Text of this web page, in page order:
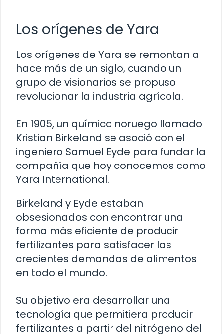
Los orígenes de Yara
Los orígenes de Yara se remontan a
hace más de un siglo, cuando un
grupo de visionarios se propuso
revolucionar la industria agrícola.
En 1905, un químico noruego llamado
Kristian Birkeland se asoció con el
ingeniero Samuel Eyde para fundar la
compañía que hoy conocemos como
Yara International.
Birkeland y Eyde estaban
obsesionados con encontrar una
forma más eficiente de producir
fertilizantes para satisfacer las
crecientes demandas de alimentos
en todo el mundo.
Su objetivo era desarrollar una
tecnología que permitiera producir
fertilizantes a partir del nitrógeno del